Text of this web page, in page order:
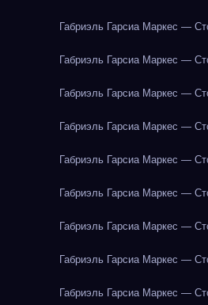
Габриэль Гарсиа Маркес —
Габриэль Гарсиа Маркес —
Габриэль Гарсиа Маркес —
Габриэль Гарсиа Маркес —
Габриэль Гарсиа Маркес —
Габриэль Гарсиа Маркес —
Габриэль Гарсиа Маркес —
Габриэль Гарсиа Маркес —
Габриэль Гарсиа Маркес —